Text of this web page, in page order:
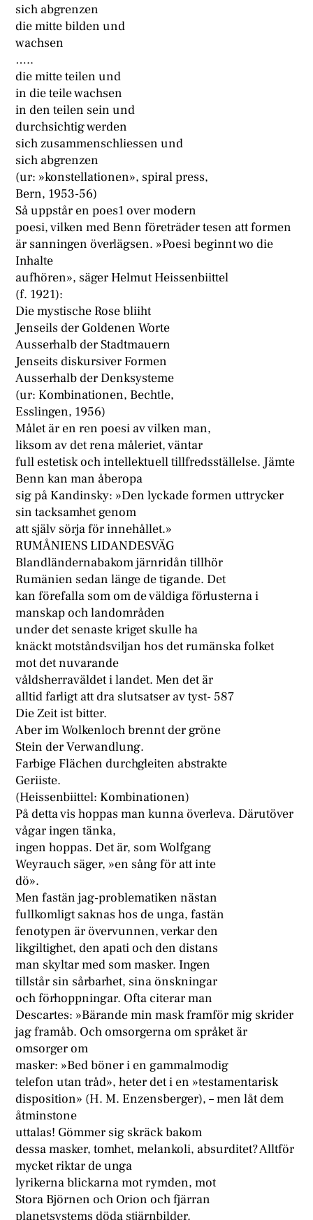
sich abgrenzen
die mitte bilden und
wachsen
…..
die mitte teilen und
in die teile wachsen
in den teilen sein und
durchsichtig werden
sich zusammenschliessen und
sich abgrenzen
(ur: »konstellationen», spiral press,
Bern, 1953-56)
Så uppstår en poes1 over modern
poesi, vilken med Benn företräder tesen att formen
är sanningen överlägsen. »Poesi beginnt wo die
Inhalte
aufhören», säger Helmut Heissenbiittel
(f. 1921):
Die mystische Rose bliiht
Jenseils der Goldenen Worte
Ausserhalb der Stadtmauern
Jenseits diskursiver Formen
Ausserhalb der Denksysteme
(ur: Kombinationen, Bechtle,
Esslingen, 1956)
Målet är en ren poesi av vilken man,
liksom av det rena måleriet, väntar
full estetisk och intellektuell tillfredsställelse. Jämte
Benn kan man åberopa
sig på Kandinsky: »Den lyckade formen uttrycker
sin tacksamhet genom
att själv sörja för innehållet.»
RUMÅNIENS LIDANDESVÄG
Blandländernabakom järnridån tillhör
Rumänien sedan länge de tigande. Det
kan förefalla som om de väldiga förlusterna i
manskap och landområden
under det senaste kriget skulle ha
knäckt motståndsviljan hos det rumänska folket
mot det nuvarande
våldsherraväldet i landet. Men det är
alltid farligt att dra slutsatser av tyst- 587
Die Zeit ist bitter.
Aber im Wolkenloch brennt der gröne
Stein der Verwandlung.
Farbige Flächen durchgleiten abstrakte
Geriiste.
(Heissenbiittel: Kombinationen)
På detta vis hoppas man kunna överleva. Därutöver
vågar ingen tänka,
ingen hoppas. Det är, som Wolfgang
Weyrauch säger, »en sång för att inte
dö».
Men fastän jag-problematiken nästan
fullkomligt saknas hos de unga, fastän
fenotypen är övervunnen, verkar den
likgiltighet, den apati och den distans
man skyltar med som masker. Ingen
tillstår sin sårbarhet, sina önskningar
och förhoppningar. Ofta citerar man
Descartes: »Bärande min mask framför mig skrider
jag framåb. Och omsorgerna om språket är
omsorger om
masker: »Bed böner i en gammalmodig
telefon utan tråd», heter det i en »testamentarisk
disposition» (H. M. Enzensberger), – men låt dem
åtminstone
uttalas! Gömmer sig skräck bakom
dessa masker, tomhet, melankoli, absurditet? Alltför
mycket riktar de unga
lyrikerna blickarna mot rymden, mot
Stora Björnen och Orion och fjärran
planetsystems döda stjärnbilder.